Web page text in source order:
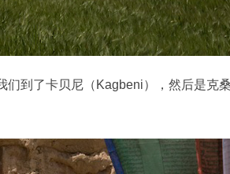
到了卡贝尼（Kagbeni），然后是克